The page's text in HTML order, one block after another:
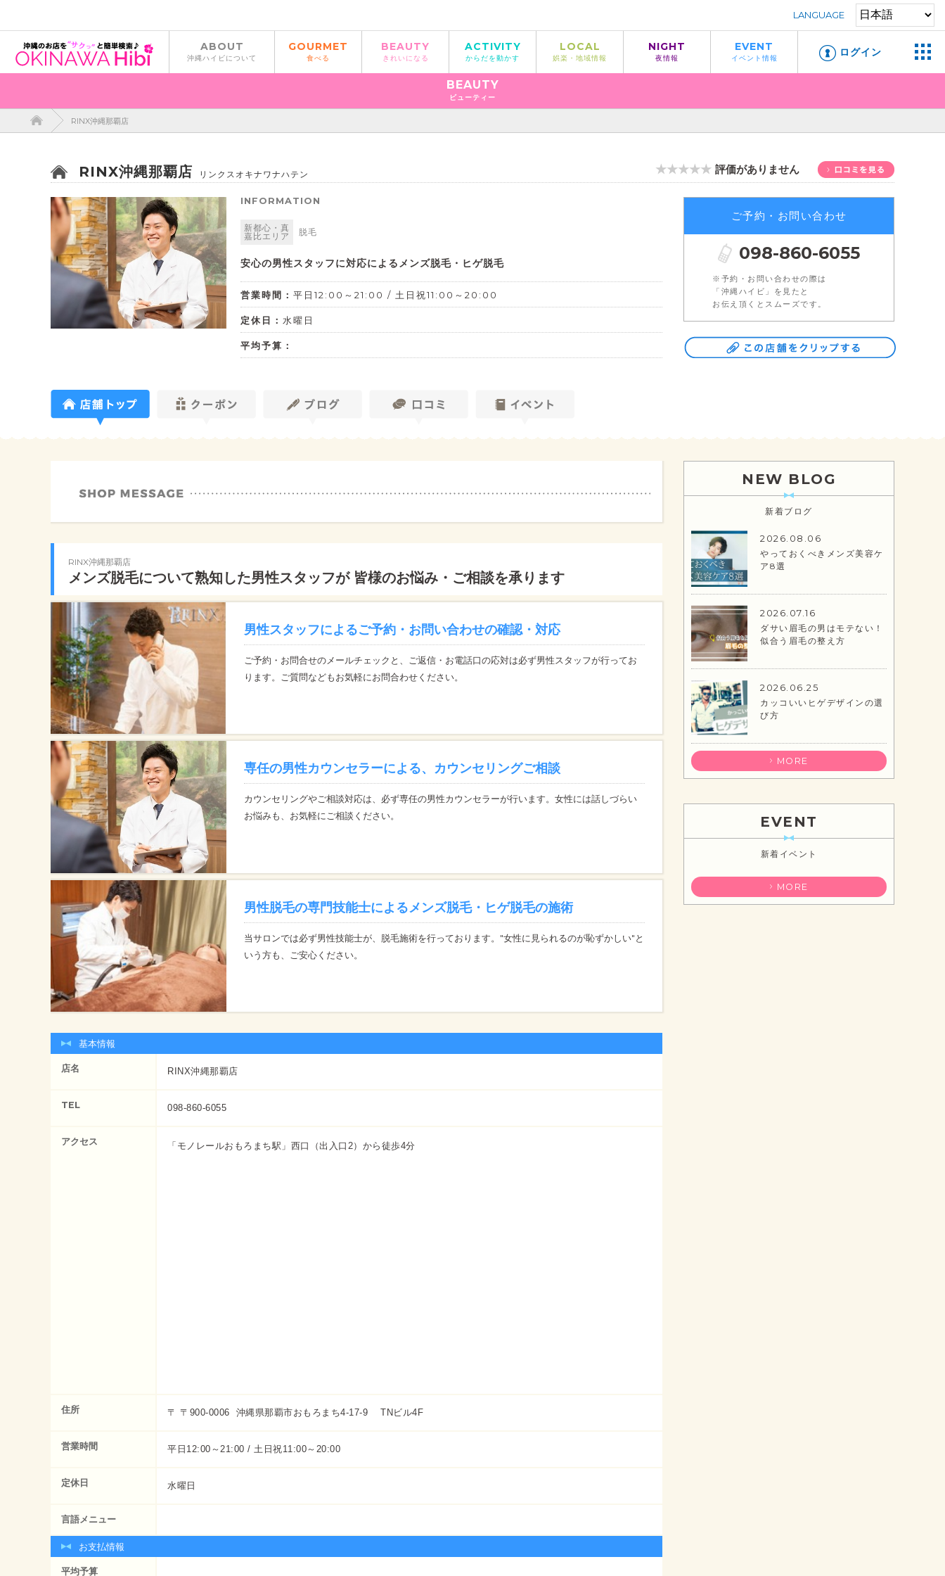
LANGUAGE
ABOUT
沖縄ハイビについて
GOURMET
食べる
BEAUTY
きれいになる
ACTIVITY
からだを動かす
LOCAL
娯楽・地域情報
NIGHT
夜情報
EVENT
イベント情報 ログイン
BEAUTY
ビューティー
RINX沖縄那覇店
RINX沖縄那覇店 リンクスオキナワナハテン ★★★★★ 評価がありません
INFORMATION
新都心・真
嘉比エリア
脱毛
安心の男性スタッフに対応によるメンズ脱毛・ヒゲ脱毛
営業時間： 平日12:00～21:00 / 土日祝11:00～20:00
定休日： 水曜日
平均予算：
ご予約・お問い合わせ
098-860-6055
※予約・お問い合わせの際は
「沖縄ハイビ」を見たと
お伝え頂くとスムーズです。
RINX沖縄那覇店
メンズ脱毛について熟知した男性スタッフが 皆様のお悩み・ご相談を承ります
男性スタッフによるご予約・お問い合わせの確認・対応
ご予約・お問合せのメールチェックと、ご返信・お電話口の応対は必ず男性スタッフが行ってお
ります。ご質問などもお気軽にお問合わせください。
専任の男性カウンセラーによる、カウンセリングご相談
カウンセリングやご相談対応は、必ず専任の男性カウンセラーが行います。女性には話しづらい
お悩みも、お気軽にご相談ください。
男性脱毛の専門技能士によるメンズ脱毛・ヒゲ脱毛の施術
当サロンでは必ず男性技能士が、脱毛施術を行っております。"女性に見られるのが恥ずかしい"と
いう方も、ご安心ください。
基本情報
店名 RINX沖縄那覇店
TEL 098-860-6055
アクセス 「モノレールおもろまち駅」西口（出入口2）から徒歩4分
住所 〒 〒900-0006 沖縄県那覇市おもろまち4-17-9 TNビル4F
営業時間 平日12:00～21:00 / 土日祝11:00～20:00
定休日 水曜日
言語メニュー
お支払情報
平均予算
NEW BLOG
新着ブログ
2026.08.06
やっておくべきメンズ美容ケ
ア8選
2026.07.16
ダサい眉毛の男はモテない！
似合う眉毛の整え方
2026.06.25
カッコいいヒゲデザインの選
び方
MORE
EVENT
新着イベント
MORE